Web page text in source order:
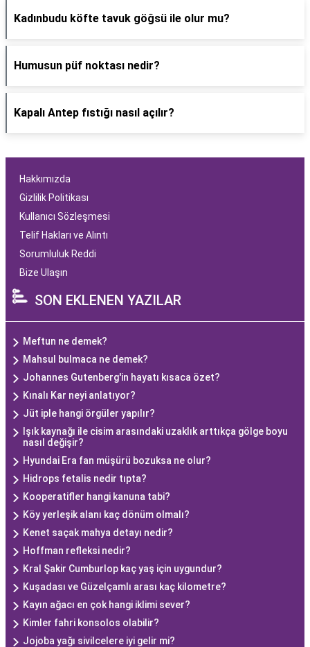
Kadınbudu köfte tavuk göğsü ile olur mu?
Humusun püf noktası nedir?
Kapalı Antep fıstığı nasıl açılır?
Hakkımızda
Gizlilik Politikası
Kullanıcı Sözleşmesi
Telif Hakları ve Alıntı
Sorumluluk Reddi
Bize Ulaşın
SON EKLENEN YAZILAR
Meftun ne demek?
Mahsul bulmaca ne demek?
Johannes Gutenberg'in hayatı kısaca özet?
Kınalı Kar neyi anlatıyor?
Jüt iple hangi örgüler yapılır?
Işık kaynağı ile cisim arasındaki uzaklık arttıkça gölge boyu
nasıl değişir?
Hyundai Era fan müşürü bozuksa ne olur?
Hidrops fetalis nedir tıpta?
Kooperatifler hangi kanuna tabi?
Köy yerleşik alanı kaç dönüm olmalı?
Kenet saçak mahya detayı nedir?
Hoffman refleksi nedir?
Kral Şakir Cumburlop kaç yaş için uygundur?
Kuşadası ve Güzelçamlı arası kaç kilometre?
Kayın ağacı en çok hangi iklimi sever?
Kimler fahri konsolos olabilir?
Jojoba yağı sivilcelere iyi gelir mi?